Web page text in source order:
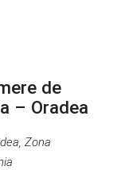
de
– Oradea
Zona